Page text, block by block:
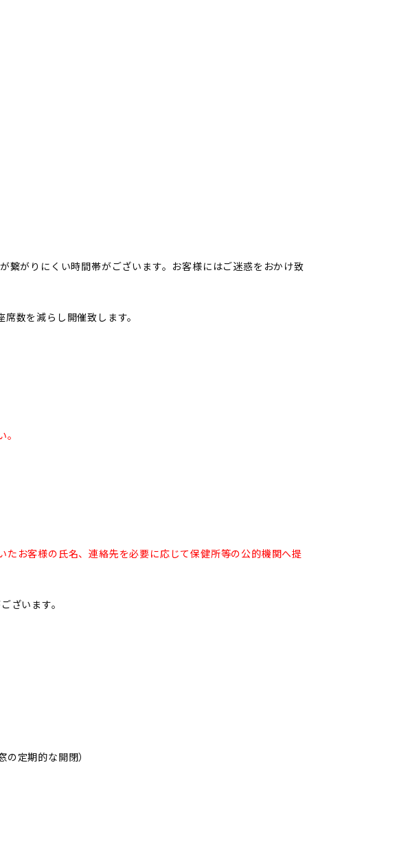
がりにくい時間帯がございます。お客様にはご迷惑をおかけ致
数を減らし開催致します。
お客様の氏名、連絡先を必要に応じて保健所等の公的機関へ提
ざいます。
定期的な開閉）